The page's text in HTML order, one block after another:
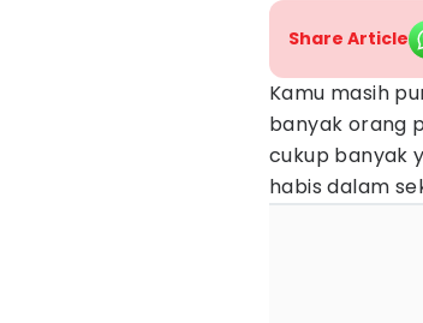
Share Article
Kamu masih
banyak orang
cukup banyak
habis dalam